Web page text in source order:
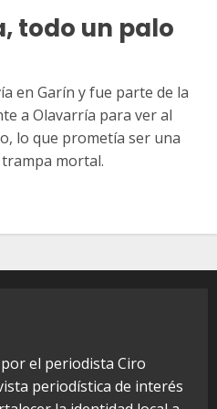
todo un palo
en Garín y fue parte de la
a Olavarría para ver al
lo que prometía ser una
mortal.
el periodista Ciro
periodística de interés